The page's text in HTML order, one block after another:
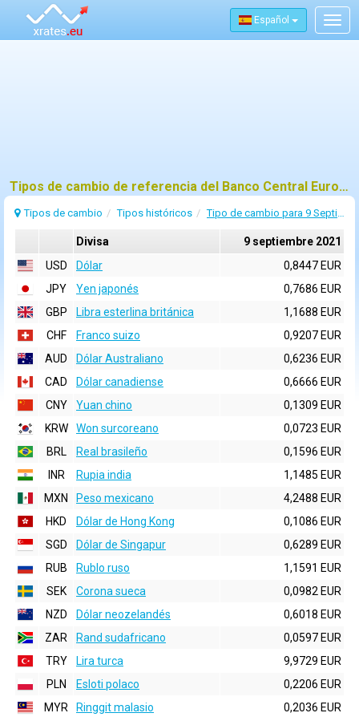
Español
Tipos de cambio de referencia del Banco Central Europeo (BCE) para 9 septiembre 2021
Tipos de cambio Tipos históricos Tipo de cambio para 9 Septiembre 2021
Divisa
9 septiembre 2021
USD
Dólar
0,8447 EUR
JPY
Yen japonés
0,7686 EUR
GBP
Libra esterlina británica
1,1688 EUR
CHF
Franco suizo
0,9207 EUR
AUD
Dólar Australiano
0,6236 EUR
CAD
Dólar canadiense
0,6666 EUR
CNY
Yuan chino
0,1309 EUR
KRW
Won surcoreano
0,0723 EUR
BRL
Real brasileño
0,1596 EUR
INR
Rupia india
1,1485 EUR
MXN
Peso mexicano
4,2488 EUR
HKD
Dólar de Hong Kong
0,1086 EUR
SGD
Dólar de Singapur
0,6289 EUR
RUB
Rublo ruso
1,1591 EUR
SEK
Corona sueca
0,0982 EUR
NZD
Dólar neozelandés
0,6018 EUR
ZAR
Rand sudafricano
0,0597 EUR
TRY
Lira turca
9,9729 EUR
PLN
Esloti polaco
0,2206 EUR
MYR
Ringgit malasio
0,2036 EUR